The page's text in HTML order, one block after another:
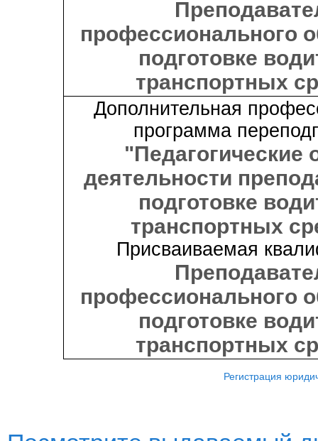
профессионального
подготовке
транспортных
Дополнительная
программа
"Педагогические
деятельности
подготовке
транспортных
Присваиваемая
профессионального
подготовке
транспортных
Регистрация